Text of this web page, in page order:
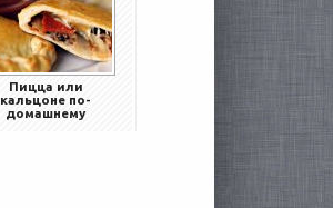
Пицца или
кальцоне по-
домашнему